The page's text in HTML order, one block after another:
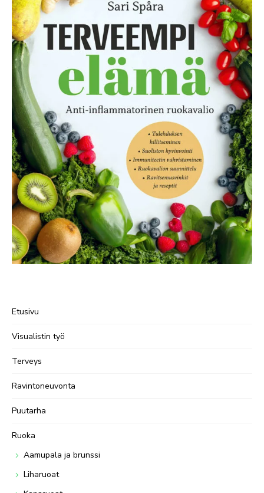
Etusivu
Visualistin työ
Terveys
Ravintoneuvonta
Puutarha
Ruoka
Aamupala ja brunssi
Liharuoat